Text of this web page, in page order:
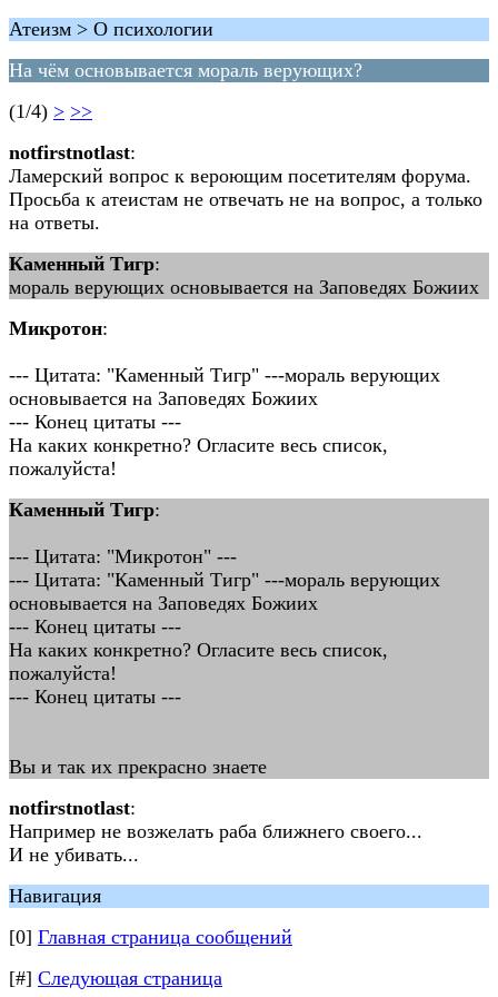
Атеизм > О психологии
На чём основывается мораль верующих?
(1/4) > >>
notfirstnotlast:
Ламерский вопрос к вероющим посетителям форума.
Просьба к атеистам не отвечать не на вопрос, а только
на ответы.
Каменный Тигр:
мораль верующих основывается на Заповедях Божиих
Микротон:
--- Цитата: "Каменный Тигр" ---мораль верующих
основывается на Заповедях Божиих
--- Конец цитаты ---
На каких конкретно? Огласите весь список,
пожалуйста!
Каменный Тигр:
--- Цитата: "Микротон" ---
--- Цитата: "Каменный Тигр" ---мораль верующих
основывается на Заповедях Божиих
--- Конец цитаты ---
На каких конкретно? Огласите весь список,
пожалуйста!
--- Конец цитаты ---
Вы и так их прекрасно знаете
notfirstnotlast:
Например не возжелать раба ближнего своего...
И не убивать...
Навигация
[0] Главная страница сообщений
[#] Следующая страница